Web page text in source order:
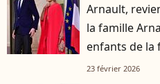
Arnault,
la famille
enfants de la
23 février 2026